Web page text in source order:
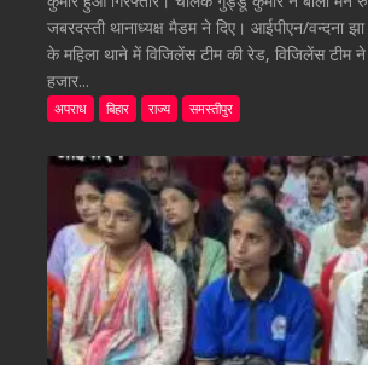
जबरदस्ती थानाध्यक्ष मैडम ने दिए। आईपीएन/वन्दना
के महिला थाने में विजिलेंस टीम की रेड, विजिलेंस टीम
हजार...
अपराध बिहार राज्य समस्तीपुर